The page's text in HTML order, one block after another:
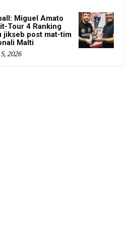
Miguel Amato
Tour 4 Ranking
jikseb post mat-tim
Malti
2026